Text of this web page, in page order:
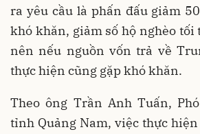
ra yêu cầu là phấn đấu giảm
khó khăn, giảm số hộ nghèo tối
nên nếu nguồn vốn trả về
thực hiện cũng gặp khó khăn.
Theo ông Trần Anh Tuấn,
tỉnh Quảng Nam, việc thực